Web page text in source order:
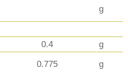
g
0.4
g
0.775 g